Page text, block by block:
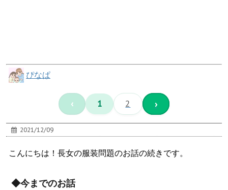
ぴなぱ
‹ 1 2 ›
2021/12/09
こんにちは！長女の服装問題のお話の続きです。
◆今までのお話